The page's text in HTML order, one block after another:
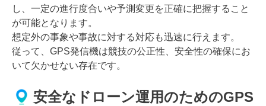
し、一定の進行度合いや予測変更を正確に把握すること
が可能となります。
想定外の事象や事故に対する対応も迅速に行えます。
従って、GPS発信機は競技の公正性、安全性の確保にお
いて欠かせない存在です。
安全なドローン運用のためのGPS